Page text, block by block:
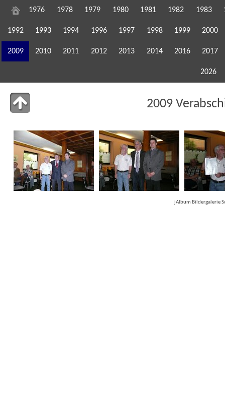
1976 1978 1979 1980 1981 1982 1983
1992 1993 1994 1996 1997 1998 1999 2000
2009 2010 2011 2012 2013 2014 2016 2017
2026
2009
jAlbum Bildergalerie